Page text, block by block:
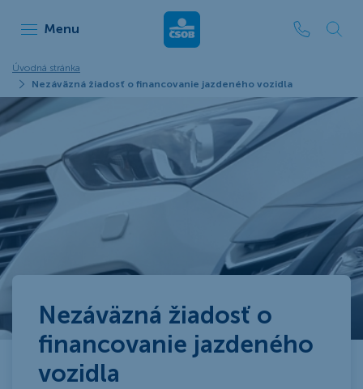
Menu ČSOB Leasing
Úvodná stránka
Nezáväzná žiadosť o financovanie jazdeného vozidla
Nezáväzná žiadosť o
financovanie jazdeného
vozidla